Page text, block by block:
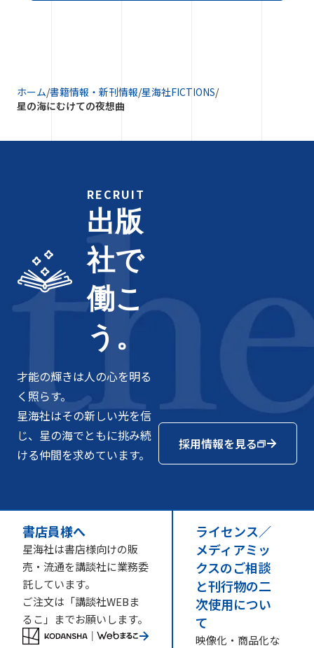
ホーム/書籍情報・新刊情報/星海社FICTIONS/
星の海にむけての夜想曲
RECRUIT
出版
社で
働こ
う。
才能の輝きは人の心を明る
く照らす。
星海社はその新しい光を信
じ、星の海でともに挑み続
ける仲間を求めています。
採用情報を見る
書店員様へ
星海社は書店様向けの販
売・流通を講談社に業務委
託しています。
ご注文は「講談社WEBま
るこ」までお願いします。
ライセンス／
メディアミッ
クスのご相談
と刊行物の二
次使用につい
て
映像化・商品化な